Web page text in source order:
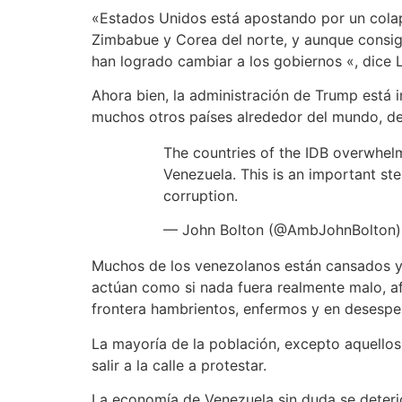
«Estados Unidos está apostando por un
Zimbabue y Corea del norte, y aunque
han logrado cambiar a los gobiernos «, dice
Ahora bien, la administración de Trump
muchos otros países alrededor del mundo,
The countries of the IDB
Venezuela. This is an important
corruption.
— John Bolton
Muchos de los venezolanos están
actúan como si nada fuera realmente malo,
frontera hambrientos, enfermos y en
La mayoría de la población, excepto
salir a la calle a protestar.